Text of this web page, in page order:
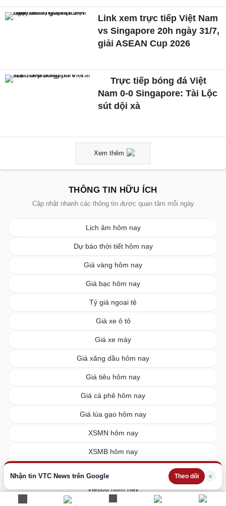
Nhận tin VTC News trên Google Theo dõi ×
Link xem trực tiếp Việt Nam
vs Singapore 20h ngày 31/7,
giải ASEAN Cup 2026
Trực tiếp bóng đá Việt
Nam 0-0 Singapore: Tài Lộc
sút dội xà
Xem thêm
THÔNG TIN HỮU ÍCH
Cập nhật nhanh các thông tin được quan tâm mỗi ngày
Lịch âm hôm nay
Dự báo thời tiết hôm nay
Giá vàng hôm nay
Giá bạc hôm nay
Tỷ giá ngoại tệ
Giá xe ô tô
Giá xe máy
Giá xăng dầu hôm nay
Giá tiêu hôm nay
Giá cà phê hôm nay
Giá lúa gạo hôm nay
XSMN hôm nay
XSMB hôm nay
Vietlott hôm nay